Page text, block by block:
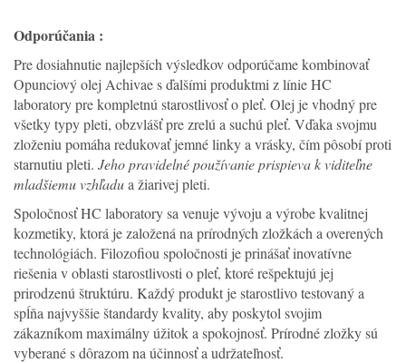
Odporúčania :
Pre dosiahnutie najlepších výsledkov odporúčame kombinovať
Opunciový olej Achivae s ďalšími produktmi z línie HC
laboratory pre kompletnú starostlivosť o pleť. Olej je vhodný pre
všetky typy pleti, obzvlášť pre zrelú a suchú pleť. Vďaka svojmu
zloženiu pomáha redukovať jemné linky a vrásky, čím pôsobí proti
starnutiu pleti. Jeho pravidelné používanie prispieva k viditeľne
mladšiemu vzhľadua žiarivej pleti.
Spoločnosť HC laboratory sa venuje vývoju a výrobe kvalitnej
kozmetiky, ktorá je založená na prírodných zložkách a overených
technológiách. Filozofiou spoločnosti je prinášať inovatívne
riešenia v oblasti starostlivosti o pleť, ktoré rešpektujú jej
prirodzenú štruktúru. Každý produkt je starostlivo testovaný a
spĺňa najvyššie štandardy kvality, aby poskytol svojim
zákazníkom maximálny úžitok a spokojnosť. Prírodné zložky sú
vyberané s dôrazom na účinnosť a udržateľnosť.